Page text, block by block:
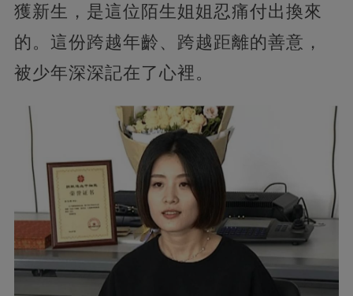
獲新生，是這位陌生姐姐忍痛付出換來
的。這份跨越年齡、跨越距離的善意，
被少年深深記在了心裡。